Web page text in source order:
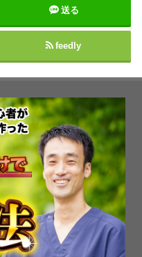
送る
feedly